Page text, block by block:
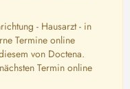
- Hausarzt - in
Termine online
von Doctena.
Termin online